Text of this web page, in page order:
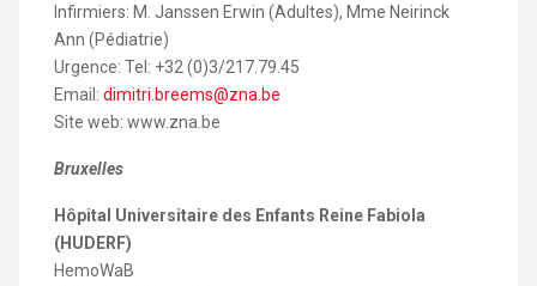
Infirmiers: M. Janssen Erwin (Adultes), Mme Neirinck
Ann (Pédiatrie)
Urgence: Tel: +32 (0)3/217.79.45
Email: dimitri.breems@zna.be
Site web: www.zna.be
Bruxelles
Hôpital Universitaire des Enfants Reine Fabiola
(HUDERF)
HemoWaB